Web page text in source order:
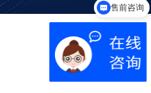
售前咨询